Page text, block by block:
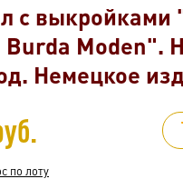
с выкройками
Moden".
Немецкое
по лоту